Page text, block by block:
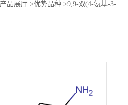
产品展厅 >优势品种 >9,9-双(4-氨基-3-